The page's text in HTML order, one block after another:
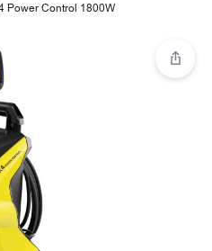
Power Control 1800W